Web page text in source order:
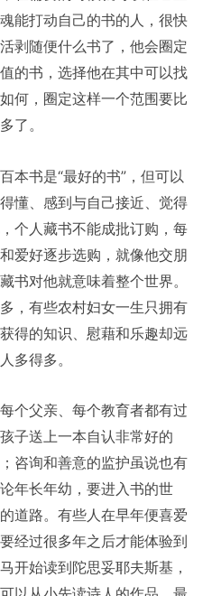
能打动自己的书的人，很快
剥随便什么书了，他会圈定
的书，选择他在其中可以找
何，圈定这样一个范围要比
了。
本书是“最好的书”，但可以
懂、感到与自己接近、觉得
个人藏书不能成批订购，每
爱好逐步选购，就像他交朋
书对他就意味着整个世界。
，有些农村妇女一生只拥有
得的知识、慰藉和乐趣却远
多得多。
个父亲、每个教育者都有过
子送上一本自认非常好的
咨询和善意的监护虽说也有
年长年幼，要进入书的世
道路。有些人在早年便喜爱
经过很多年之后才能体验到
开始读到陀思妥耶夫斯基，